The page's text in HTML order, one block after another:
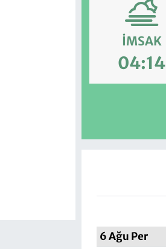
İMSAK
04:14
6 Ağu Per